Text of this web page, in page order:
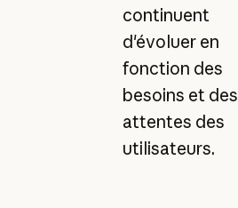
continuent
d'évoluer en
fonction des
besoins et des
attentes des
utilisateurs.